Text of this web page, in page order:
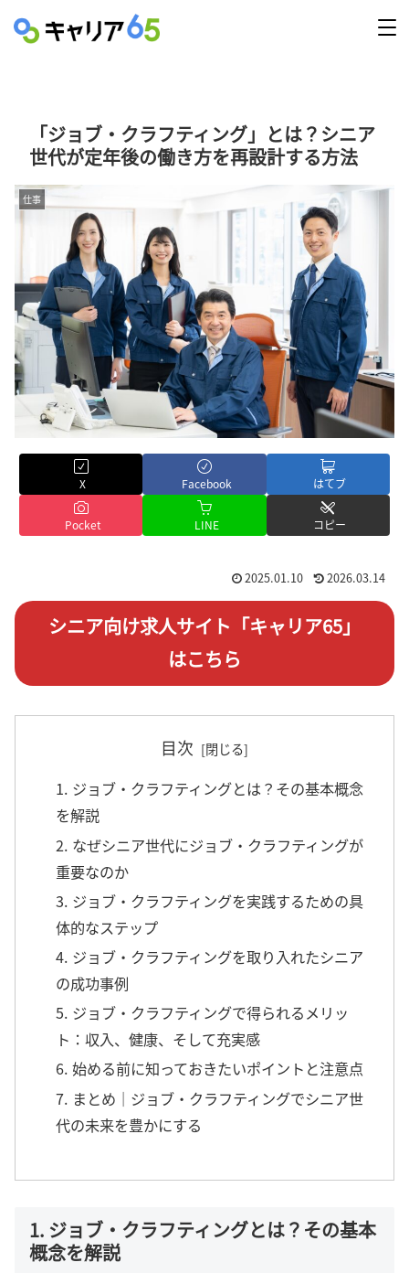
「ジョブ・クラフティング」とは？シニア
世代が定年後の働き方を再設計する方法
仕事
X Facebook はてブ
Pocket LINE コピー
2025.01.10 2026.03.14
シニア向け求人サイト「キャリア65」
はこちら
目次
1. ジョブ・クラフティングとは？その基本概念
を解説
2. なぜシニア世代にジョブ・クラフティングが
重要なのか
3. ジョブ・クラフティングを実践するための具
体的なステップ
4. ジョブ・クラフティングを取り入れたシニア
の成功事例
5. ジョブ・クラフティングで得られるメリッ
ト：収入、健康、そして充実感
6. 始める前に知っておきたいポイントと注意点
7. まとめ｜ジョブ・クラフティングでシニア世
代の未来を豊かにする
1. ジョブ・クラフティングとは？その基本
概念を解説